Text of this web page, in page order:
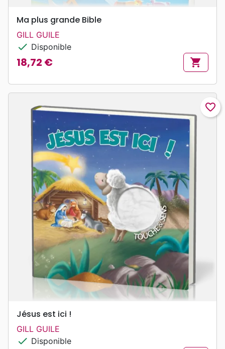
Ma plus grande Bible
GILL GUILE
check Disponible
Prix
18,72 € shopping_cart
favorite_border
Jésus est ici !
GILL GUILE
check Disponible